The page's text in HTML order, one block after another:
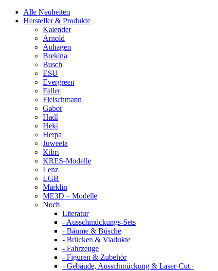
Alle Neuheiten
Hersteller & Produkte
Kalender
Arnold
Auhagen
Brekina
Busch
ESU
Evergreen
Faller
Fleischmann
Gabor
Hädl
Heki
Herpa
Juweela
Kibri
KRES-Modelle
Lenz
LGB
Märklin
ME3D – Modelle
Noch
Literatur
- Ausschmückungs-Sets
- Bäume & Büsche
- Brücken & Viadukte
- Fahrzeuge
- Figuren & Zubehör
- Gebäude, Ausschmückung & Laser-Cut -